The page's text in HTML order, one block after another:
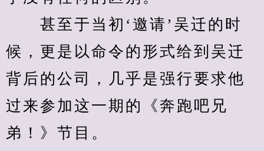
甚至于当初‘邀请’吴迁的时
候，更是以命令的形式给到吴迁
背后的公司，几乎是强行要求他
过来参加这一期的《奔跑吧兄
弟！》节目。